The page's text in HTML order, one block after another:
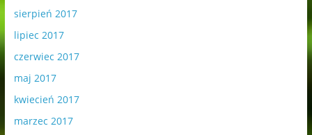
sierpień 2017
lipiec 2017
czerwiec 2017
maj 2017
kwiecień 2017
marzec 2017